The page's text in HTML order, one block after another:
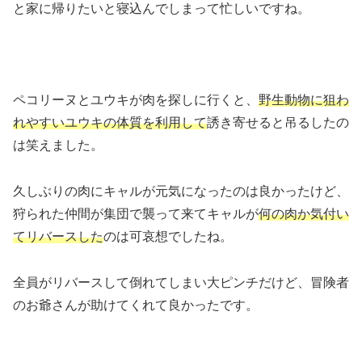
と家に帰りたいと寝込んでしまって忙しいですね。
ペコリーヌとユウキが肉を探しに行くと、 野生動物に狙わ
れやすいユウキの体質を利用して誘き寄せると吊るしたの
は笑えました。
久しぶりの肉にキャルが元気になったのは良かったけど、
狩られた仲間が集団で襲って来てキャルが何の肉か気付い
てリバースしたのは可哀想でしたね。
全員がリバースして倒れてしまい大ピンチだけど、冒険者
のお爺さんが助けてくれて良かったです。